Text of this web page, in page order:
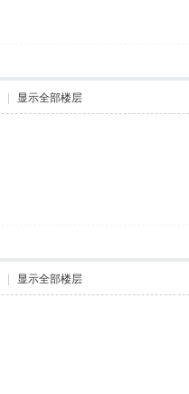
显示全部楼层
显示全部楼层